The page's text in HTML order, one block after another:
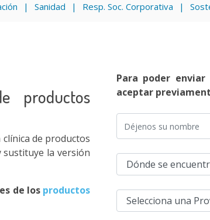
Sanidad Resp. Soc. Corporativa
productos
de productos
sustituye la versión
de losproductos
Para poder
aceptar